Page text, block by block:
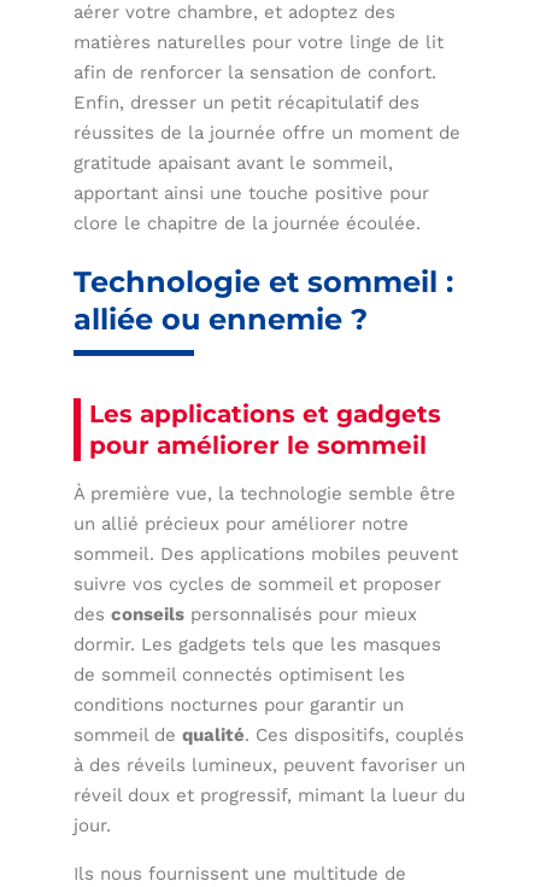
aérer votre chambre, et adoptez des
matières naturelles pour votre linge de lit
afin de renforcer la sensation de confort.
Enfin, dresser un petit récapitulatif des
réussites de la journée offre un moment de
gratitude apaisant avant le sommeil,
apportant ainsi une touche positive pour
clore le chapitre de la journée écoulée.
Technologie et sommeil :
alliée ou ennemie ?
Les applications et gadgets
pour améliorer le sommeil
À première vue, la technologie semble être
un allié précieux pour améliorer notre
sommeil. Des applications mobiles peuvent
suivre vos cycles de sommeil et proposer
desconseils personnalisés pour mieux
dormir. Les gadgets tels que les masques
de sommeil connectés optimisent les
conditions nocturnes pour garantir un
sommeil dequalité. Ces dispositifs, couplés
à des réveils lumineux, peuvent favoriser un
réveil doux et progressif, mimant la lueur du
jour.
Ils nous fournissent une multitude de